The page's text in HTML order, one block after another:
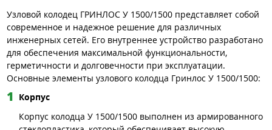
Узловой колодец ГРИНЛОС У 1500/1500 представляет собой
современное и надежное решение для различных
инженерных сетей. Его внутреннее устройство разработано
для обеспечения максимальной функциональности,
герметичности и долговечности при эксплуатации.
Основные элементы узлового колодца Гринлос У 1500/1500:
Корпус
Корпус колодца У 1500/1500 выполнен из армированного